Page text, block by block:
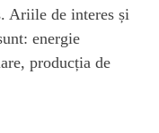
Ariile de interes și
energie
producția de